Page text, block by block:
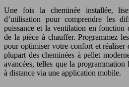
Une fois la cheminée installée,
d’utilisation pour comprendre les
puissance et la ventilation en fonction
de la pièce à chauffer. Programmez
pour optimiser votre confort et réaliser
plupart des cheminées à pellet
avancées, telles que la
à distance via une application mobile.